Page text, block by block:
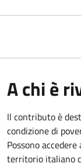
A chi è
Il contributo è
condizione di
Possono
territorio italiano